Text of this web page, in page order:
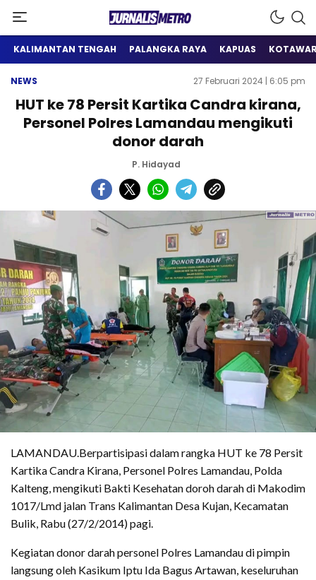
Jurnalis Metro
Satu Wadah Informasi
KALIMANTAN TENGAH PALANGKA RAYA KAPUAS
NEWS 27 Februari 2024 | 6:05 pm
HUT ke 78 Persit Kartika Candra kirana,
Personel Polres Lamandau mengikuti
donor darah
P. Hidayad
LAMANDAU.Berpartisipasi dalam rangka HUT ke 78 Persit
Kartika Candra Kirana, Personel Polres Lamandau, Polda
Kalteng, mengikuti Bakti Kesehatan doroh darah di Makodim
1017/Lmd jalan Trans Kalimantan Desa Kujan, Kecamatan
Bulik, Rabu (27/2/2014) pagi.
Kegiatan donor darah personel Polres Lamandau di pimpin
langsung oleh Kasikum Iptu Ida Bagus Artawan, keseluruhan